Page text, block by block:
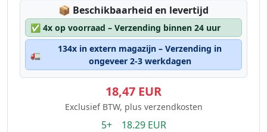
📦 Lagerstatus:
Beschikbaarheid en levertijd
✅ 4x op voorraad – Verzending binnen 24 uur
🚛
134x in extern magazijn – Verzending in
ongeveer 2-3 werkdagen
18,47 EUR
Exclusief BTW, plus verzendkosten
5+ 18.29 EUR